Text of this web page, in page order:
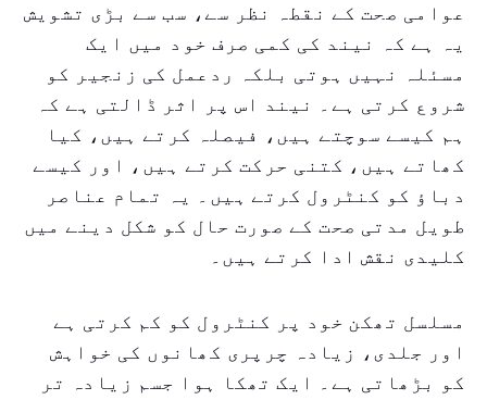
عوامی صحت کے نقطہ نظر سے، سب سے بڑی تشویش
یہ ہے کہ نیند کی کمی صرف خود میں ایک
مسئلہ نہیں ہوتی بلکہ ردعمل کی زنجیر کو
شروع کرتی ہے۔ نیند اس پر اثر ڈالتی ہے کہ
ہم کیسے سوچتے ہیں، فیصلہ کرتے ہیں، کیا
کھاتے ہیں، کتنی حرکت کرتے ہیں، اور کیسے
دباؤ کو کنٹرول کرتے ہیں۔ یہ تمام عناصر
طویل مدتی صحت کے صورت حال کو شکل دینے میں
کلیدی نقش ادا کرتے ہیں۔
مسلسل تھکن خود پر کنٹرول کو کم کرتی ہے
اور جلدی، زیادہ چرپری کھانوں کی خواہش
کو بڑھاتی ہے۔ ایک تھکا ہوا جسم زیادہ تر